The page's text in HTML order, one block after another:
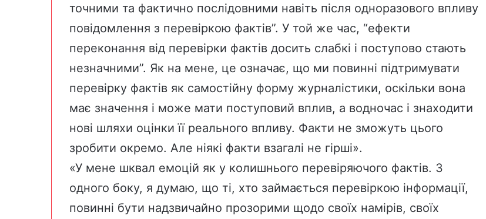
точними та фактично послідовними навіть після одноразового впливу
повідомлення з перевіркою фактів”. У той же час, “ефекти
переконання від перевірки фактів досить слабкі і поступово стають
незначними”. Як на мене, це означає, що ми повинні підтримувати
перевірку фактів як самостійну форму журналістики, оскільки вона
має значення і може мати поступовий вплив, а водночас і знаходити
нові шляхи оцінки її реального впливу. Факти не зможуть цього
зробити окремо. Але ніякі факти взагалі не гірші».
«У мене шквал емоцій як у колишнього перевіряючого фактів. З
одного боку, я думаю, що ті, хто займається перевіркою інформації,
повинні бути надзвичайно прозорими щодо своїх намірів, своїх